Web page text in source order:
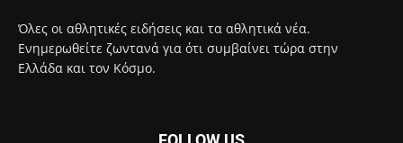
Όλες οι αθλητικές ειδήσεις και τα αθλητικά νέα.
Ενημερωθείτε ζωντανά για ότι συμβαίνει τώρα στην
Ελλάδα και τον Κόσμο.